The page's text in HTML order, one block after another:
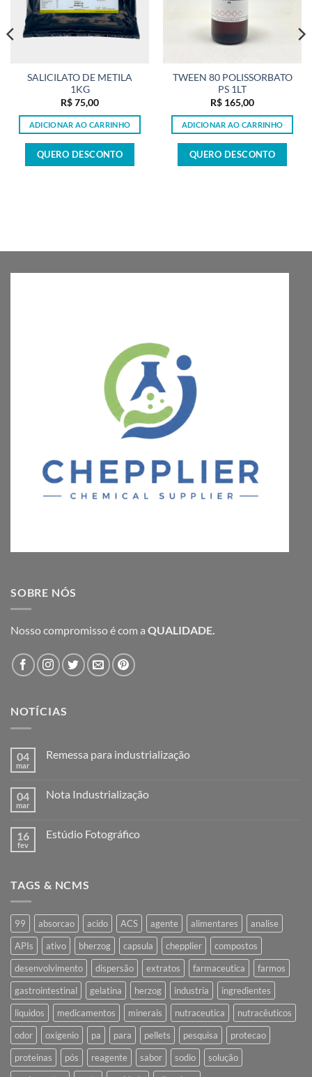
SALICILATO DE METILA
1KG
R$75,00
ADICIONAR AO CARRINHO
QUERO DESCONTO
TWEEN 80 POLISSORBATO
PS 1LT
R$ 165,00
ADICIONAR AO CARRINHO
QUERO DESCONTO
SOBRE NÓS
Nosso compromisso é com a QUALIDADE.
NOTÍCIAS
04
mar
Remessa para industrialização
Remessa
04
mar
Nota Industrialização
Nota
16
fev
Estúdio Fotográfico
Fotográfico
TAGS & NCMS
99 absorcao acido ACS agente alimentares
analise
APIs
ativo bherzog capsula chepplier
compostos
desenvolvimento
dispersão extratos farmaceutica
farmos
gastrointestinal
gelatina herzog industria
ingredientes
liquidos
medicamentos minerais nutraceutica
nutracêuticos
odor
oxigenio pa para pellets pesquisa
protecao
proteinas
pós reagente sabor sodio
solução